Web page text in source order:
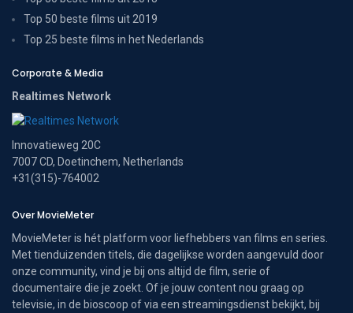
Top 50 beste films uit 2019
Top 25 beste films in het Nederlands
Corporate & Media
Realtimes Network
Innovatieweg 20C
7007 CD, Doetinchem, Netherlands
+31(315)-764002
Over MovieMeter
MovieMeter is hét platform voor liefhebbers van films en series.
Met tienduizenden titels, die dagelijkse worden aangevuld door
onze community, vind je bij ons altijd de film, serie of
documentaire die je zoekt. Of je jouw content nou graag op
televisie, in de bioscoop of via een streamingsdienst bekijkt, bij